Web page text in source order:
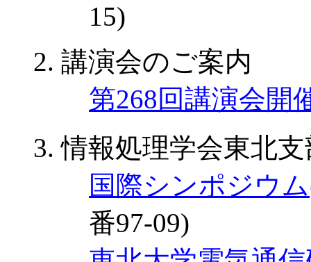
15)
講演会のご案内
第268回講演会開
情報処理学会東北
国際シンポジウム
番97-09)